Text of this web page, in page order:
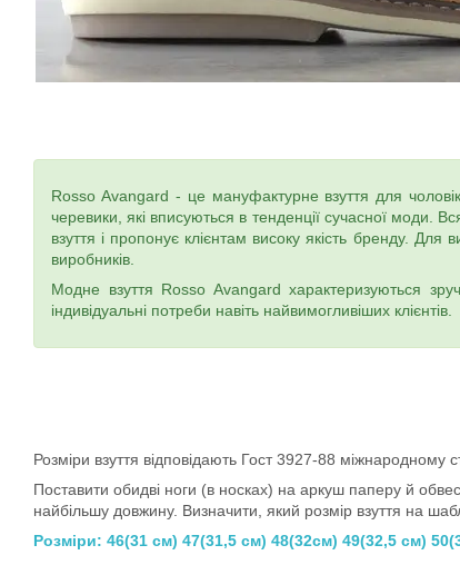
Rosso Avangard - це мануфактурне взуття для
черевики, які вписуються в тенденції сучасної моди.
взуття і пропонує клієнтам високу якість бренду.
виробників.
Модне взуття Rosso Avangard характеризуються
індивідуальні потреби навіть найвимогливіших клієнтів.
Розміри взуття відповідають Гост 3927-88
Поставити обидві ноги (в носках) на аркуш паперу й
найбільшу довжину. Визначити, який розмір взуття на
Розміри: 46(31 см) 47(31,5 см) 48(32см) 49(32,5 см)